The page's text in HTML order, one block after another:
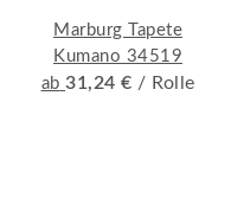
Marburg Tapete
Kumano 34519
ab 31,24 € / Rolle